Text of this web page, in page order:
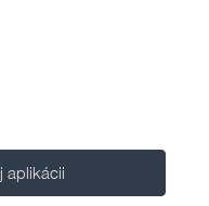
aplikácii